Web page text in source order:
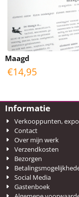
Maagd
€14,95
Informatie
Verkooppunten,
Contact
Over mijn werk
Verzendkosten
Bezorgen
Social Media
Gastenboek